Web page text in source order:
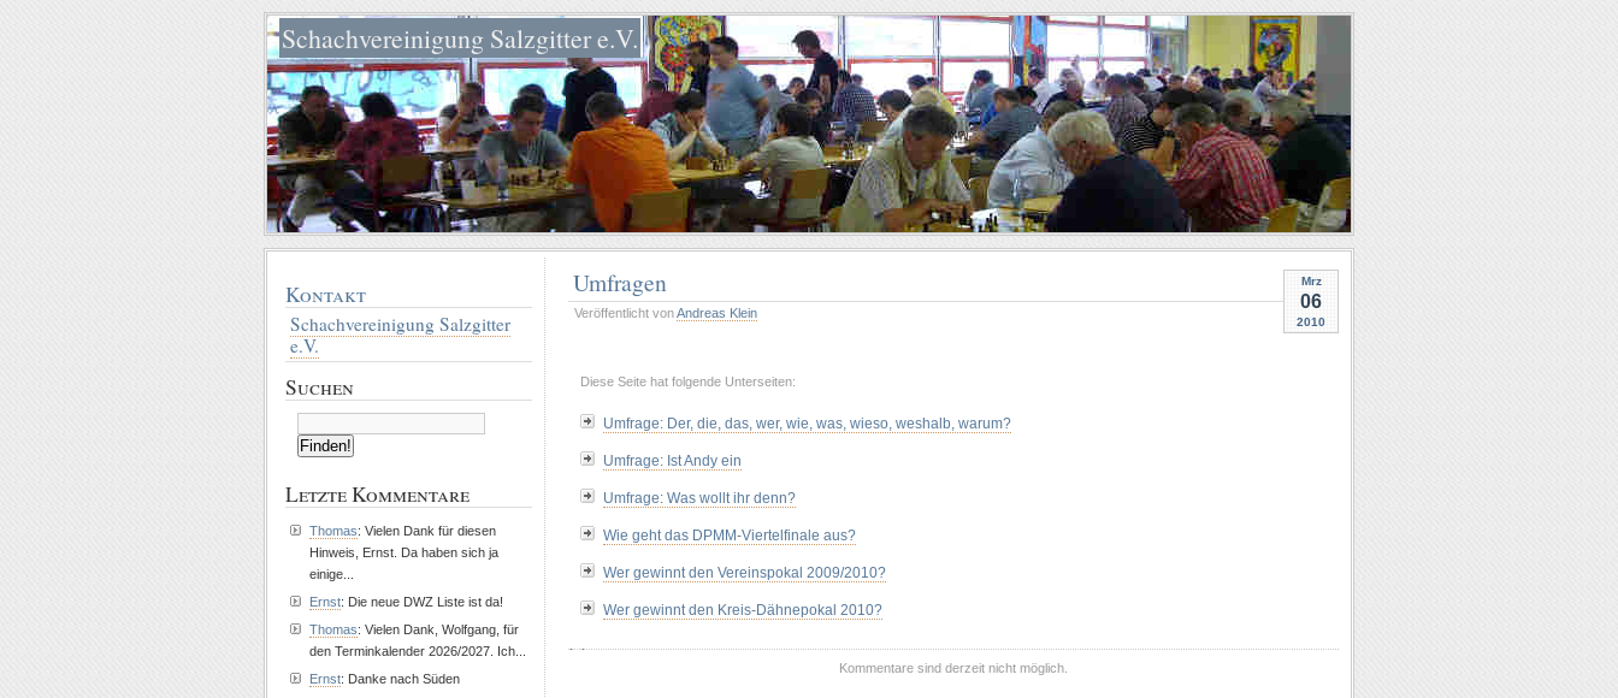
Schachvereinigung Salzgitter e.V.
Mrz
06
2010
Umfragen
Veröffentlicht vonAndreas Klein
Diese Seite hat folgende Unterseiten:
Umfrage: Der, die, das, wer, wie, was, wieso, weshalb, warum?
Umfrage: Ist Andy ein
Umfrage: Was wollt ihr denn?
Wie geht das DPMM-Viertelfinale aus?
Wer gewinnt den Vereinspokal 2009/2010?
Wer gewinnt den Kreis-Dähnepokal 2010?
Kommentare sind derzeit nicht möglich.
Kontakt
Schachvereinigung Salzgitter
e.V.
Suchen
Letzte Kommentare
Thomas: Vielen Dank für diesen
Hinweis, Ernst. Da haben sich ja
einige...
Ernst: Die neue DWZ Liste ist da!
Thomas: Vielen Dank, Wolfgang, für
den Terminkalender 2026/2027. Ich...
Ernst: Danke nach Süden